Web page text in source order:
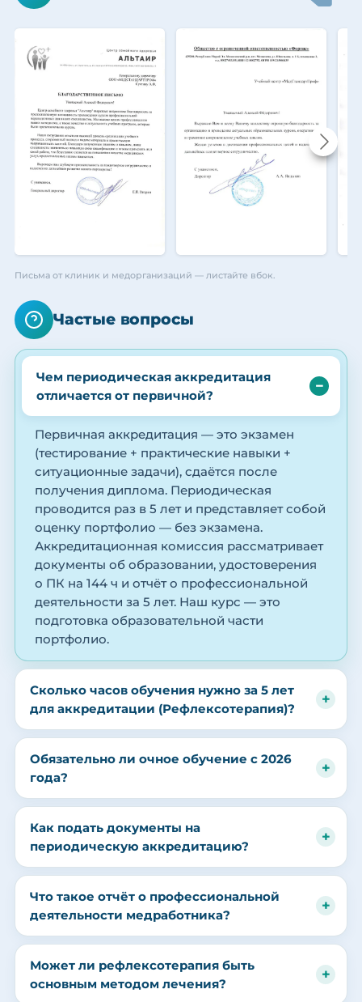
Письма от клиник и медорганизаций — листайте вбок.
Частые вопросы
Чем периодическая аккредитация
отличается от первичной?
Первичная аккредитация — это экзамен
(тестирование + практические навыки +
ситуационные задачи), сдаётся после
получения диплома. Периодическая
проводится раз в 5 лет и представляет собой
оценку портфолио — без экзамена.
Аккредитационная комиссия рассматривает
документы об образовании, удостоверения
о ПК на 144 ч и отчёт о профессиональной
деятельности за 5 лет. Наш курс — это
подготовка образовательной части
портфолио.
Сколько часов обучения нужно за 5 лет
для аккредитации (Рефлексотерапия)?
Обязательно ли очное обучение с 2026
года?
Как подать документы на
периодическую аккредитацию?
Что такое отчёт о профессиональной
деятельности медработника?
Может ли рефлексотерапия быть
основным методом лечения?